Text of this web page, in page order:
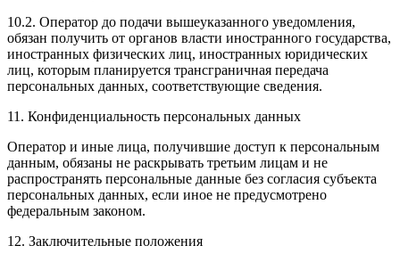
10.2. Оператор до подачи вышеуказанного уведомления,
обязан получить от органов власти иностранного государства,
иностранных физических лиц, иностранных юридических
лиц, которым планируется трансграничная передача
персональных данных, соответствующие сведения.
11. Конфиденциальность персональных данных
Оператор и иные лица, получившие доступ к персональным
данным, обязаны не раскрывать третьим лицам и не
распространять персональные данные без согласия субъекта
персональных данных, если иное не предусмотрено
федеральным законом.
12. Заключительные положения